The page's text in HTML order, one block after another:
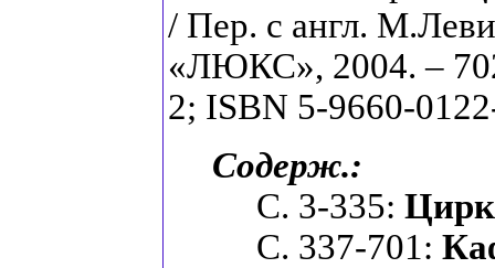
/ Пер. с англ.
«ЛЮКС», 2004. –
2; ISBN 5-9660-
Содерж.:
С. 3-335:
С. 337-701: